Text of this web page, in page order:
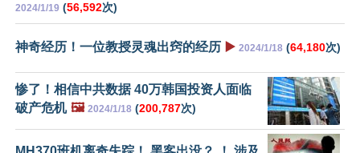
2024/1/19 (56,592次)
神奇经历！一位教授灵魂出窍的经历 ▶️ 2024/1/18 (64,180次)
惨了！相信中共数据 40万韩国投资人面临
破产危机 🖼️ 2024/1/18 (200,787次)